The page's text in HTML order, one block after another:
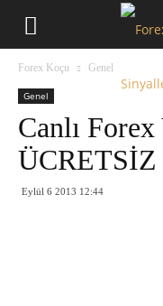
Forex Koçu Genel
Genel
Canlı Forex
ÜCRETSİZ
Eylül 6 2013 12:44